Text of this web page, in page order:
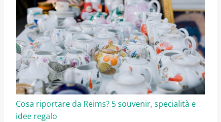
Cosa riportare da Reims? 5 souvenir, specialità e
idee regalo